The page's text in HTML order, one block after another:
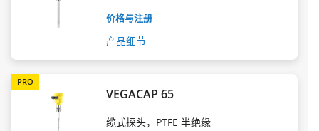
价格与注册
产品细节
PRO
VEGACAP 65
缆式探头，PTFE 半绝缘